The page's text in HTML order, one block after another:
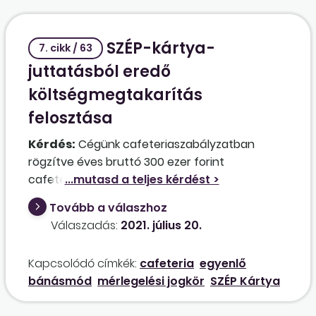
7. cikk / 63
SZÉP-kártya-
juttatásból eredő
költségmegtakarítás
felosztása
Kérdés: Cégünk cafeteriaszabályzatban
rögzítve éves bruttó 300 ezer forint
cafeteriajuttatást ad a munkavállalóknak,
melyet a rendelkezésüknek megfelelően SZÉP-
kártya vagy készpénzjuttatás formában fizet.
A készpénz magasabb köztehertartalma miatt
van, aki ennek ellenére, ennek tudatában ezt
választja. A SZÉP-kártya járulékmentessége
miatt arra gondoltunk, hogy az idei
Tovább a válaszhoz
Válaszadás: 2021. július 20.
Kapcsolódó címkék: cafeteria egyenlő
bánásmód mérlegelési jogkör SZÉP Kártya